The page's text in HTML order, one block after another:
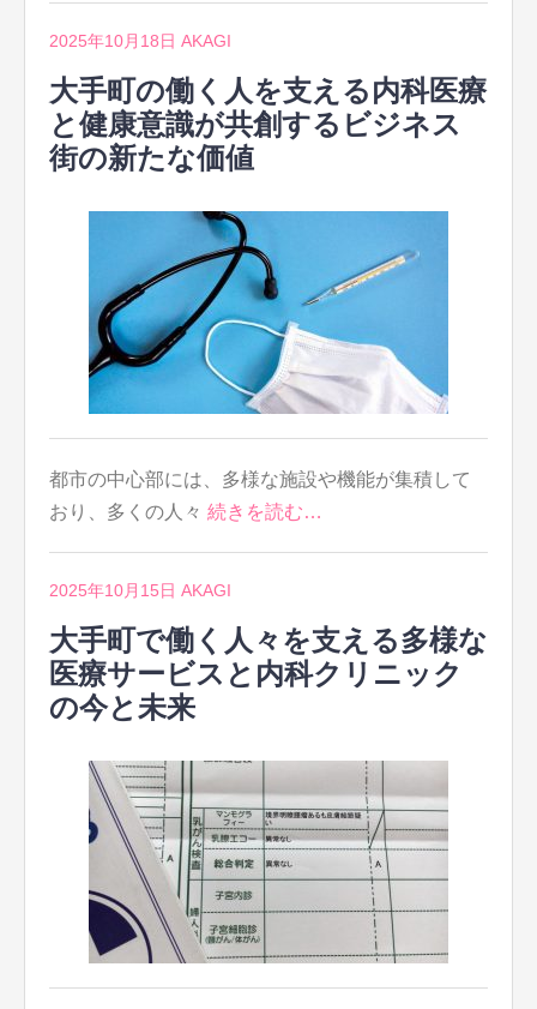
2025年10月18日 AKAGI
大手町の働く人を支える内科医療
と健康意識が共創するビジネス
街の新たな価値
都市の中心部には、多様な施設や機能が集積して
おり、多くの人々 続きを読む…
2025年10月15日 AKAGI
大手町で働く人々を支える多様な
医療サービスと内科クリニック
の今と未来